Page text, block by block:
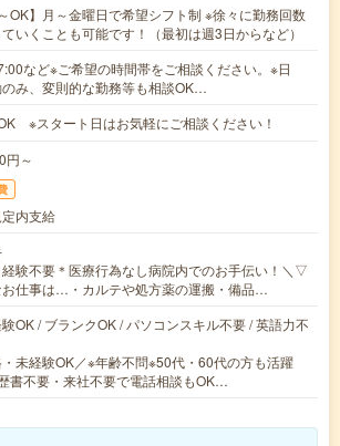
OK】月～金曜日で希望シフト制 ※徐々に勤務回数
いくことも可能です！（最初は週3日からなど）
など※ご希望の時間帯をご相談ください。※日
み、変則的な勤務等も相談OK…
※スタート日はお気軽にご相談ください！
円～
内支給
経験不要＊医療行為なし病院内でのお手伝い！＼▽
お仕事は…・カルテや処方薬の運搬・備品…
OK / ブランクOK / パソコンスキル不要 / 英語力不
未経験OK／※年齢不問※50代・60代の方も活躍
書不要・来社不要で電話相談もOK…